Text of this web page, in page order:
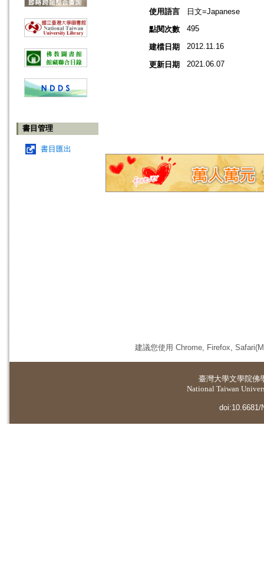
書目管理
書目匯出
使用語言
日文=Japanese
點閱次數
495
建檔日期 2012.11.16
更新日期 2021.06.07
建議您使用 Chrome, Firefox,
臺灣大學文學院佛
National Taiwan
doi:10.6681/